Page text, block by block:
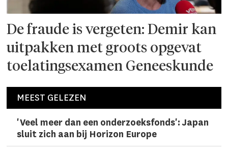
De fraude is vergeten: Demir kan
uitpakken met groots opgevat
toelatingsexamen Geneeskunde
MEEST GELEZEN
'Veel meer dan een onderzoeks­fonds': Japan
sluit zich aan bij Horizon Europe